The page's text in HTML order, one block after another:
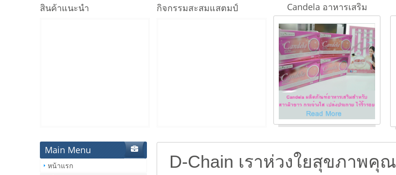
สินค้าแนะนำ กิจกรรมสะสมแสตมป์ Candela อาหารเสริม
D-Chain เราห่วงใยสุขภาพคุณ
Main Menu
หน้าแรก